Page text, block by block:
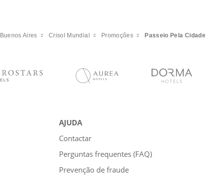
Buenos Aires Crisol Mundial Promoções Passeio Pela Cidade
AJUDA
Contactar
Perguntas frequentes (FAQ)
Prevenção de fraude